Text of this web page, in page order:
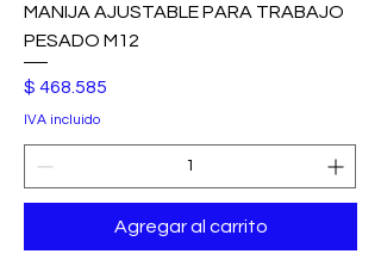
MANIJA AJUSTABLE PARA TRABAJO
PESADO M12
Precio
$ 468.585
IVA incluido
Agregar al carrito